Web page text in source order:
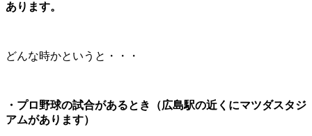
あります。
どんな時かというと・・・
・プロ野球の試合があるとき（広島駅の近くにマツダスタジ
アムがあります）